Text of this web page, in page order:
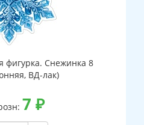
фигурка. Снежинка 8
ВД-лак)
7 ₽